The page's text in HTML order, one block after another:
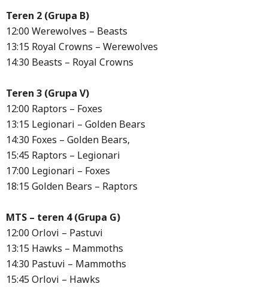
Teren 2 (Grupa B)
12:00 Werewolves – Beasts
13:15 Royal Crowns – Werewolves
14:30 Beasts – Royal Crowns
Teren 3 (Grupa V)
12:00 Raptors – Foxes
13:15 Legionari – Golden Bears
14:30 Foxes – Golden Bears,
15:45 Raptors – Legionari
17:00 Legionari – Foxes
18:15 Golden Bears – Raptors
MTS – teren 4 (Grupa G)
12:00 Orlovi – Pastuvi
13:15 Hawks – Mammoths
14:30 Pastuvi – Mammoths
15:45 Orlovi – Hawks